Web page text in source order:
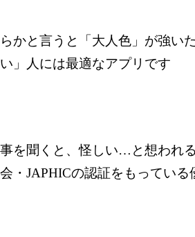
かと言うと「大人色」が強い
」人には最適なアプリです
を聞くと、怪しい…と想われ
・JAPHICの認証をもっている